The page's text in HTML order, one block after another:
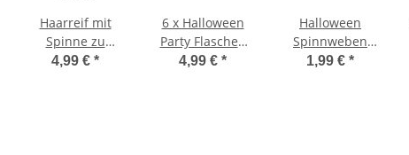
Haarreif mit
Spinne zu
Halloween
4,99 € *
6 x Halloween
Party Flaschen
Etikett Poison
4,99 € *
Halloween
Spinnweben
28,3g weiss
1,99 € *